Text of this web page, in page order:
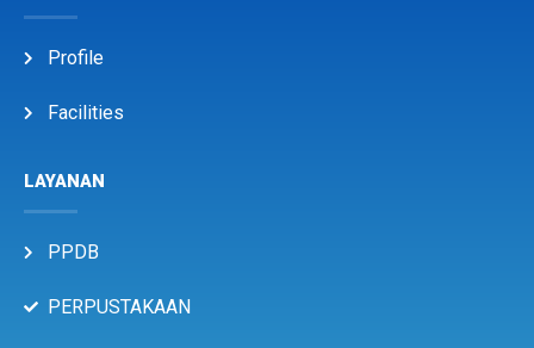
Profile
Facilities
LAYANAN
PPDB
PERPUSTAKAAN